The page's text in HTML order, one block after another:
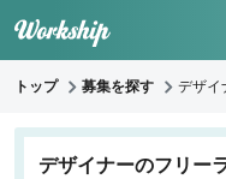
トップ 募集を探す デザイ
デザイナーのフリー
キーワードで探